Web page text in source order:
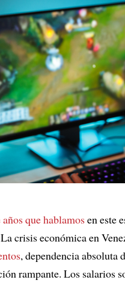
que hablamosen este
crisis económica en
, dependencia absoluta
rampante. Los salarios